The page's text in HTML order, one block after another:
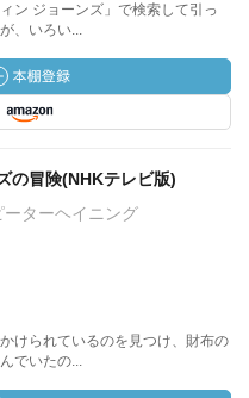
ン ジョーンズ」で検索して引っ
、いろい...
の冒険(NHKテレビ版)
ターヘイニング
けられているのを見つけ、財布の
でいたの...